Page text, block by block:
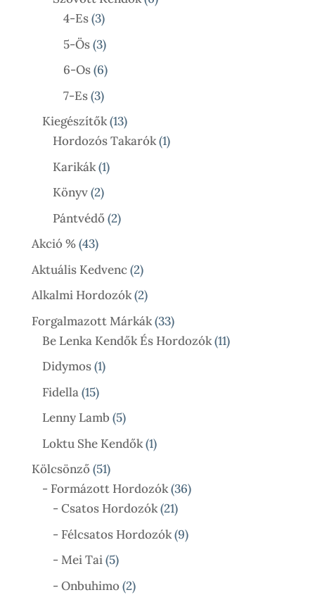
4-Es 33
Termék
5-Ös 33
Termék
6-Os 66
7-Es 33
Termék
Kiegészítők 1313
Termék
Hordozós Takarók 11
Karikák 11
Könyv 22
Termék
Pántvédő 22
Akció % 4343
Termék
Aktuális Kedvenc 22
Termék
Alkalmi Hordozók 22
Termék
Forgalmazott Márkák 3333
Termék
Be Lenka Kendők És Hordozók 1111
Didymos 11
Fidella 1515
Termék
Lenny Lamb 55
Termék
Loktu She Kendők 11
Kölcsönző 5151
Termék
- Formázott Hordozók 3636
- Csatos Hordozók 2121
Termék
- Félcsatos Hordozók 99
- Mei Tai 55
Termék
- Onbuhimo 22